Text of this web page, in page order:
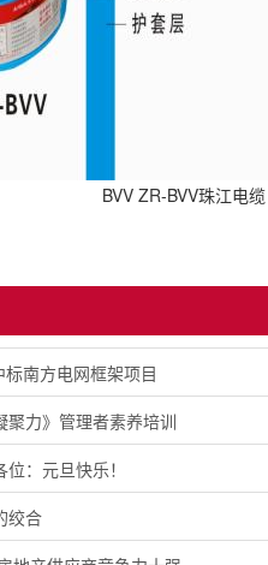
BVVB ZR-BVVB珠江电缆
南方电网框架项目
力》管理者素养培训
：元旦快乐！
绞合